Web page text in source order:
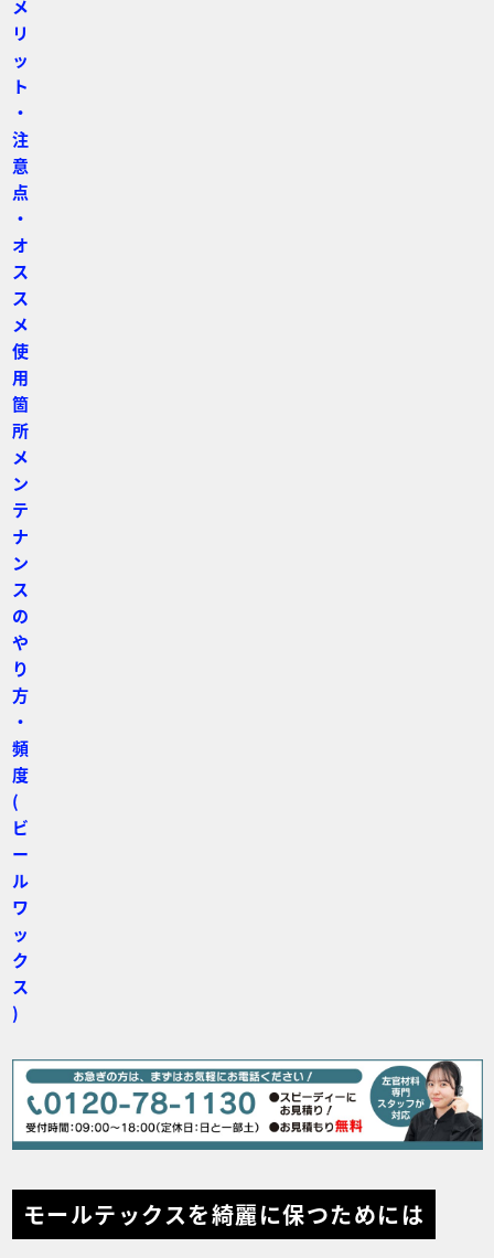
メ
リ
ッ
ト
・
注
意
点
・
オ
ス
ス
メ
使
用
箇
所
メ
ン
テ
ナ
ン
ス
の
や
り
方
・
頻
度
(
ビ
ー
ル
ワ
ッ
ク
ス
)
モールテックスを綺麗に保つためには